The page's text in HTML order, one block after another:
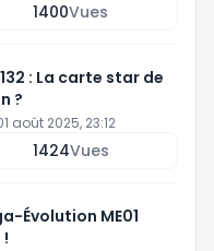
1400Vues
: La carte star de
?
août 2025, 23:12
1424Vues
Évolution ME01